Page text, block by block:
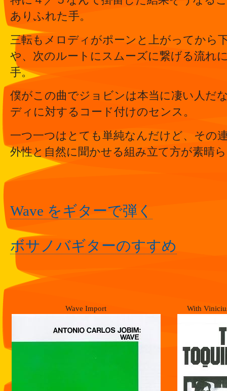
ありふれた手。
三転もメロディがポーンと上がってから
や、次のルートにスムーズに繋げる流れ
手。
僕がこの曲でジョビンは本当に凄い人だ
ディに対するコード付けのセンス。
一つ一つはとても単純なんだけど、その
外性と自然に聞かせる組み立て方が素晴
Wave をギターで弾く
ボサノバギターのすすめ
Wave Import With